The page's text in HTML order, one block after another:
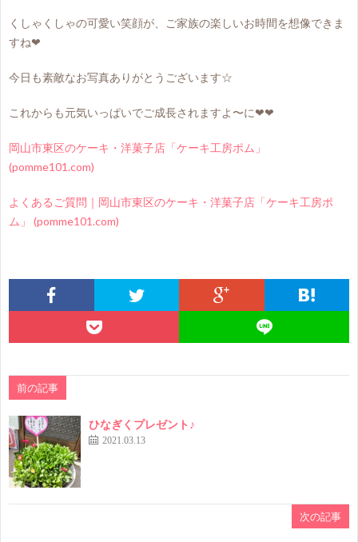
くしゃくしゃの可愛い笑顔が、ご家族の楽しいお時間を想像できま
すね❤
今日も素敵なお写真ありがとうございます☆
これからも元気いっぱいでご成長されますよ〜に❤❤
岡山市東区のケーキ・洋菓子店「ケーキ工房ポム」
(pomme101.com)
よくあるご質問｜岡山市東区のケーキ・洋菓子店「ケーキ工房ポ
ム」 (pomme101.com)
前の記事
ひなぎくプレゼント♪
2021.03.13
次の記事